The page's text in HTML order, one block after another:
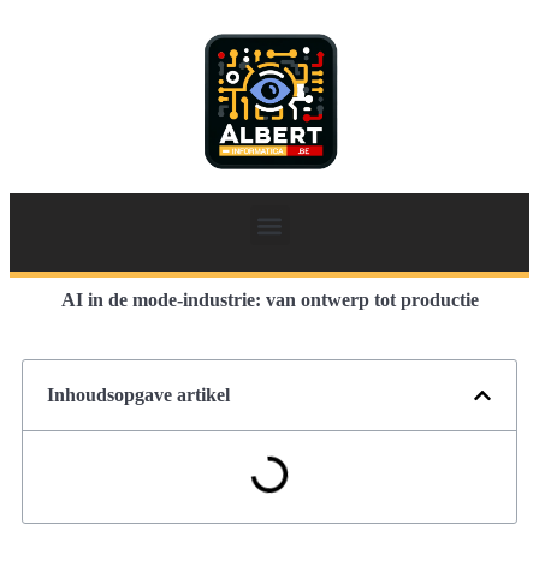
AI in de mode-industrie: van ontwerp tot productie
Inhoudsopgave artikel